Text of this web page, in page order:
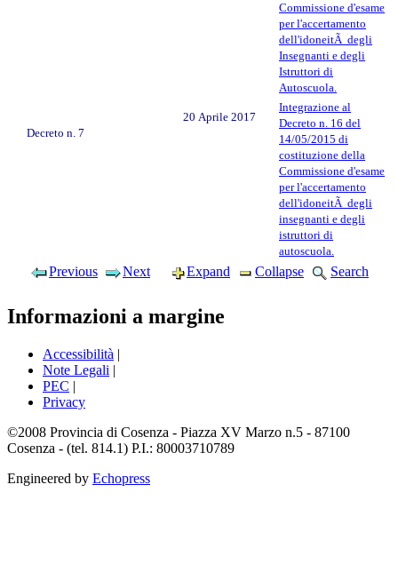
Commissione d'esame
per l'accertamento
dell'idoneitÃ degli
Insegnanti e degli
Istruttori di
Autoscuola.
Decreto n. 7
20 Aprile 2017
Integrazione al
Decreto n. 16 del
14/05/2015 di
costituzione della
Commissione d'esame
per l'accertamento
dell'idoneitÃ degli
insegnanti e degli
istruttori di
autoscuola.
Previous Next Expand Collapse Search
Informazioni a margine
Accessibilità |
Note Legali |
PEC |
Privacy
©2008 Provincia di Cosenza - Piazza XV Marzo n.5 - 87100
Cosenza - (tel. 814.1) P.I.: 80003710789
Engineered by Echopress